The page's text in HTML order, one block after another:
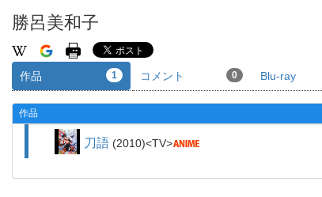
勝呂美和子
作品 1 コメント 0 Blu-ray
作品
刀語 2010 TV